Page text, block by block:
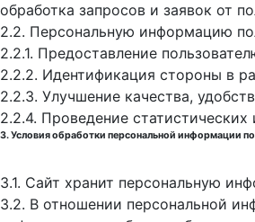
обработка запросов и заявок от
2.2. Персональную информацию
2.2.1. Предоставление
2.2.2. Идентификация стороны в
2.2.3. Улучшение качества,
2.2.4. Проведение
3. Условия обработки персональной информации
3.1. Сайт хранит персональную
3.2. В отношении персональной